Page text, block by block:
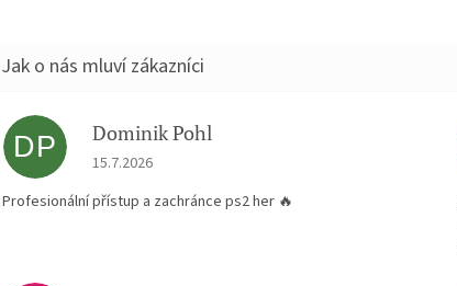
DP Dominik Pohl
Hodnocení obchodu je 5 z 5 hvězdiček.
15.7.2026
Profesionální přístup a zachránce ps2 her 🔥